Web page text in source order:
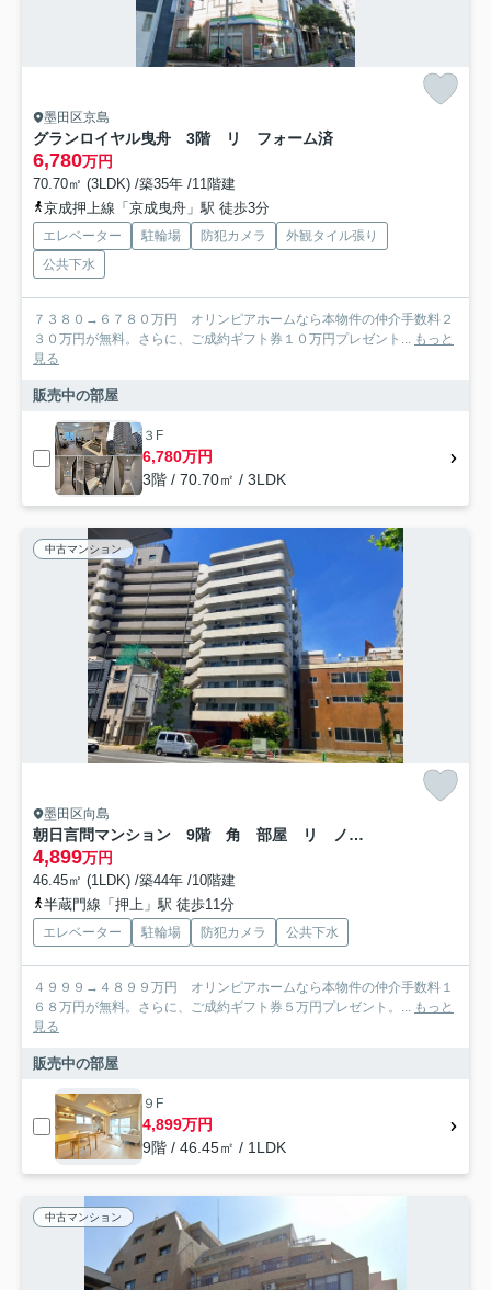
墨田区京島
グランロイヤル曳舟 3階 リ フォーム済
6,780万円
70.70㎡ (3LDK) /築35年 /11階建
京成押上線「京成曳舟」駅 徒歩3分
エレベーター 駐輪場 防犯カメラ
外観タイル張り
公共下水
７３８０→６７８０万円 オリンピアホームなら本物件の仲介手数料２
３０万円が無料。さらに、ご成約ギフト券１０万円プレゼント... もっと
見る
販売中の部屋
３F
6,780万円
3階 / 70.70㎡ / 3LDK
中古マンション
墨田区向島
朝日言問マンション 9階 角 部屋 リ ノベーション済 家具付
4,899万円
46.45㎡ (1LDK) /築44年 /10階建
半蔵門線「押上」駅 徒歩11分
エレベーター 駐輪場 防犯カメラ 公共下水
４９９９→４８９９万円 オリンピアホームなら本物件の仲介手数料１
６８万円が無料。さらに、ご成約ギフト券５万円プレゼント。... もっと
見る
販売中の部屋
９F
4,899万円
9階 / 46.45㎡ / 1LDK
中古マンション